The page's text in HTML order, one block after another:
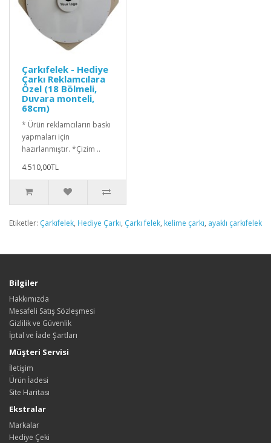
Çarkıfelek - Hediye
Çarkı Reklamcılara
Özel (18 Bölmeli,
Duvara monteli,
68cm)
* Ürün reklamcıların baskı
yapmaları için
hazırlanmıştır. *Çizim ..
4.510,00TL
Etiketler: Çarkıfelek, Hediye Çarkı, Çarkı felek, kelime çarkı, ayaklı çarkıfelek
Bilgiler
Hakkımızda
Mesafeli Satış Sözleşmesi
Gizlilik ve Güvenlik
İptal ve İade Şartları
Müşteri Servisi
İletişim
Ürün İadesi
Site Haritası
Ekstralar
Markalar
Hediye Çeki